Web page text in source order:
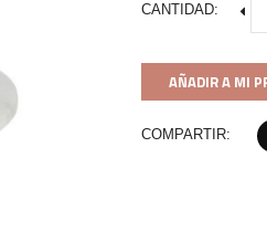
CANTIDAD:
AÑADIR A MI
COMPARTIR: